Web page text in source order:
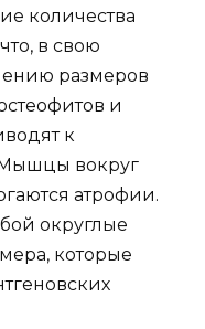
количества
в свою
размеров
и
к
вокруг
атрофии.
округлые
которые